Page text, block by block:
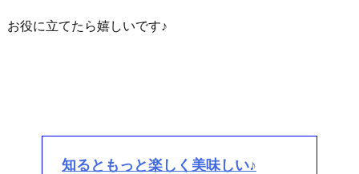
お役に立てたら嬉しいです♪
知るともっと楽しく美味しい♪